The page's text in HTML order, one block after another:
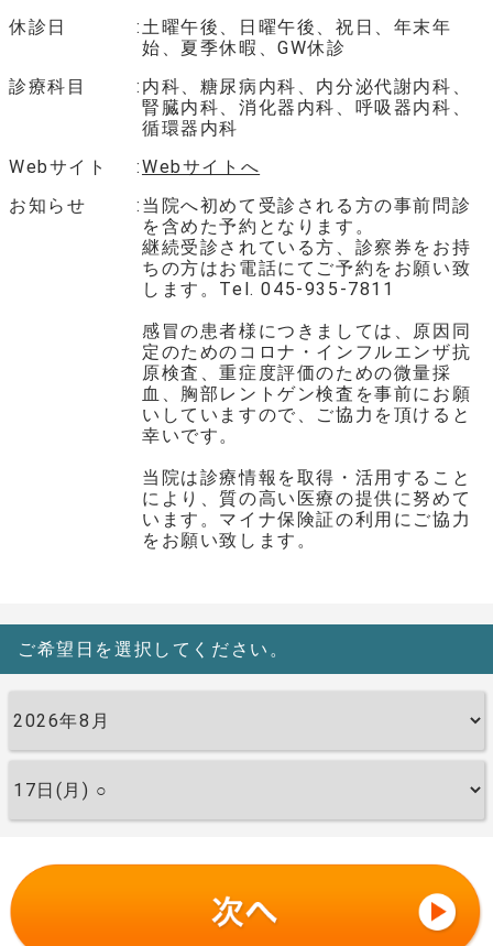
休診日
土曜午後、日曜午後、祝日、年末年
始、夏季休暇、GW休診
診療科目
内科、糖尿病内科、内分泌代謝内科、
腎臓内科、消化器内科、呼吸器内科、
循環器内科
Webサイト
Webサイトへ
お知らせ
当院へ初めて受診される方の事前問診
を含めた予約となります。
継続受診されている方、診察券をお持
ちの方はお電話にてご予約をお願い致
します。Tel. 045-935-7811
感冒の患者様につきましては、原因同
定のためのコロナ・インフルエンザ抗
原検査、重症度評価のための微量採
血、胸部レントゲン検査を事前にお願
いしていますので、ご協力を頂けると
幸いです。
当院は診療情報を取得・活用すること
により、質の高い医療の提供に努めて
います。マイナ保険証の利用にご協力
をお願い致します。
ご希望日を選択してください。